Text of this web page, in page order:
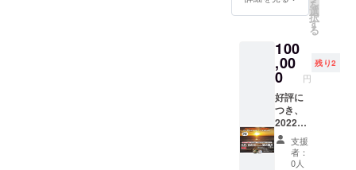
お手紙
しょっ
ひたち
〒
312-
0052 茨
城県ひ
たちな
か市東
石川西
古内
3128-1
●ガー
は17時
から22
になり
ます。
※4名
様まで
の予約
とさせ
ていた
だきま
す。
※予約が
※遠方の
場合は
をご負
担いた
だく場
合があ
りま
す。時
間も限
定させ
ていた
だく場
を
選
択
す
る
100
,00
0 円
残り2
好評に
つき、
2022年
(令和4
年)の元
旦貸切
支援
者：
0人